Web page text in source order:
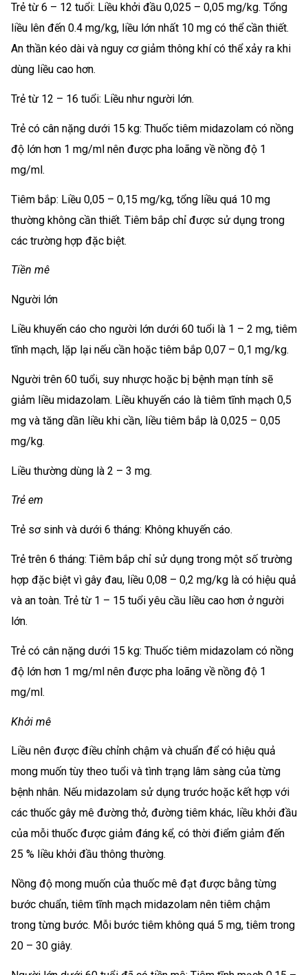
Trẻ từ 6 – 12 tuổi: Liều khởi đầu 0,025 – 0,05 mg/kg. Tổng
liều lên đến 0.4 mg/kg, liều lớn nhất 10 mg có thể cần thiết.
An thần kéo dài và nguy cơ giảm thông khí có thể xảy ra khi
dùng liều cao hơn.
Trẻ từ 12 – 16 tuổi: Liều như người lớn.
Trẻ có cân nặng dưới 15 kg: Thuốc tiêm midazolam có nồng
độ lớn hơn 1 mg/ml nên được pha loãng về nồng độ 1
mg/ml.
Tiêm bắp: Liều 0,05 – 0,15 mg/kg, tổng liều quá 10 mg
thường không cần thiết. Tiêm bắp chỉ được sử dụng trong
các trường hợp đặc biệt.
Tiền mê
Người lớn
Liều khuyến cáo cho người lớn dưới 60 tuổi là 1 – 2 mg, tiêm
tĩnh mạch, lặp lại nếu cần hoặc tiêm bắp 0,07 – 0,1 mg/kg.
Người trên 60 tuổi, suy nhược hoặc bị bệnh mạn tính sẽ
giảm liều midazolam. Liều khuyến cáo là tiêm tĩnh mạch 0,5
mg và tăng dần liều khi cần, liều tiêm bắp là 0,025 – 0,05
mg/kg.
Liều thường dùng là 2 – 3 mg.
Trẻ em
Trẻ sơ sinh và dưới 6 tháng: Không khuyến cáo.
Trẻ trên 6 tháng: Tiêm bắp chỉ sử dụng trong một số trường
hợp đặc biệt vì gây đau, liều 0,08 – 0,2 mg/kg là có hiệu quả
và an toàn. Trẻ từ 1 – 15 tuổi yêu cầu liều cao hơn ở người
lớn.
Trẻ có cân nặng dưới 15 kg: Thuốc tiêm midazolam có nồng
độ lớn hơn 1 mg/ml nên được pha loãng về nồng độ 1
mg/ml.
Khởi mê
Liều nên được điều chỉnh chậm và chuẩn để có hiệu quả
mong muốn tùy theo tuổi và tình trạng lâm sàng của từng
bệnh nhân. Nếu midazolam sử dụng trước hoặc kết hợp với
các thuốc gây mê đường thở, đường tiêm khác, liều khởi đầu
của mỗi thuốc được giảm đáng kể, có thời điểm giảm đến
25 % liều khởi đầu thông thường.
Nồng độ mong muốn của thuốc mê đạt được bằng từng
bước chuẩn, tiêm tĩnh mạch midazolam nên tiêm chậm
trong từng bước. Mỗi bước tiêm không quá 5 mg, tiêm trong
20 – 30 giây.